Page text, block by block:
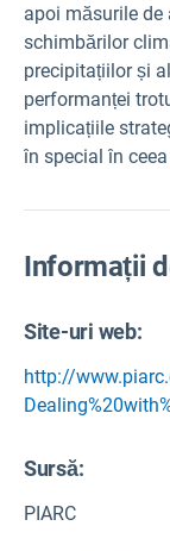
apoi măsurile
schimbărilor
precipitațiilor și
performanței
implicațiile
în special în
Informații
Site-uri web:
http://
Sursă:
PIARC